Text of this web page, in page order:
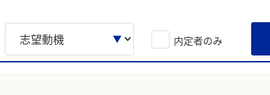
内定者のみ